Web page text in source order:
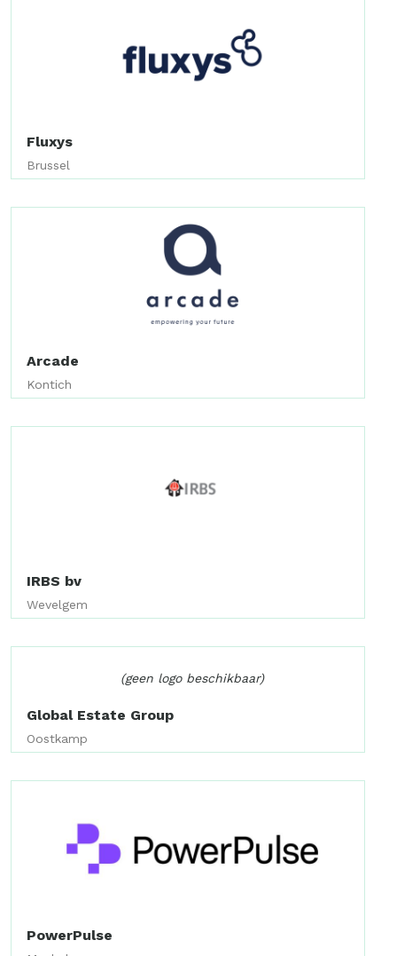
Fluxys
Brussel
Arcade
Kontich
IRBS bv
Wevelgem
(geen logo beschikbaar)
Global Estate Group
Oostkamp
PowerPulse